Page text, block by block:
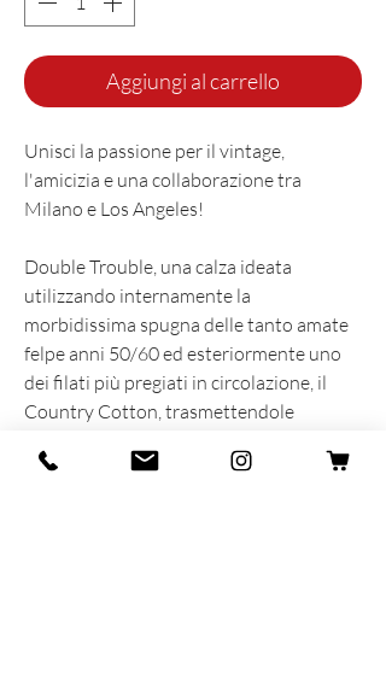
Aggiungi al carrello
Unisci la passione per il vintage,
l'amicizia e una collaborazione tra
Milano e Los Angeles!
Double Trouble, una calza ideata
utilizzando internamente la
morbidissima spugna delle tanto amate
felpe anni 50/60 ed esteriormente uno
dei filati più pregiati in circolazione, il
Country Cotton, trasmettendole
proprio come ce la si era immaginata.